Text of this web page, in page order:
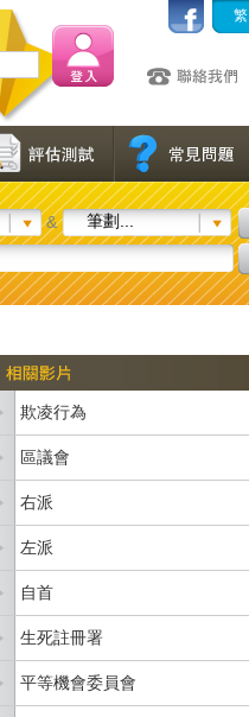
繁
&
筆劃...
欺凌行為
區議會
右派
左派
自首
生死註冊署
平等機會委員會